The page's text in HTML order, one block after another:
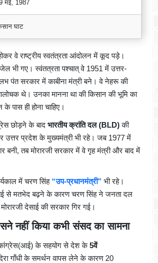
मई, 1987
घाट
वे राष्ट्रीय स्वतंत्रता आंदोलन में कूद पड़े।
भी गए। स्वंतत्रता पश्चात् वे 1951 में उत्तर-
पंत सरकार में काबीना मंत्री बने। वे नेहरू की
थे। उनका मानना था की किसान की भूमि का
पास ही होना चाहिए।
छोड़ने के बाद भारतीय क्रांति दल (BLD)की
उत्तर प्रदेश के मुख्यमंत्री भी रहे। जब 1977 में
बनी, तब मोरारजी सरकार में वे गृह मंत्री और बाद में
में चरण सिंह “उप-प्रधानमंत्री” भी रहे।
से मतभेद बढ़ने के कारण चरण सिंह ने जनता दल
देसाई की सरकार गिर गई।
नहीं किया कभी संसद का सामना
के सहयोग से देश के5वें
गाँधी के समर्थन वापस लेने के कारण 20